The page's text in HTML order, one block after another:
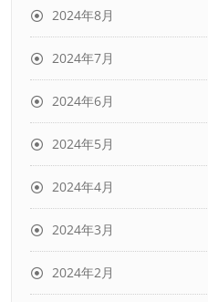
2024年8月
2024年7月
2024年6月
2024年5月
2024年4月
2024年3月
2024年2月